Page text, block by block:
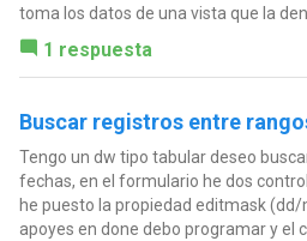
toma los datos de una vista que la
1 respuesta
Buscar registros entre
Tengo un dw tipo tabular deseo
fechas, en el formulario he dos
he puesto la propiedad editmask
apoyes en done debo programar y el